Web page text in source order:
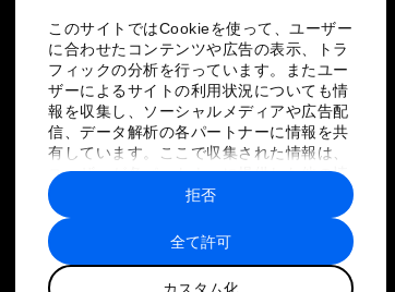
このサイトではCookieを使って、ユーザー
に合わせたコンテンツや広告の表示、トラ
フィックの分析を行っています。またユー
ザーによるサイトの利用状況についても情
報を収集し、ソーシャルメディアや広告配
信、データ解析の各パートナーに情報を共
有しています。ここで収集された情報は、
ユーザーが各パートナーに提供した他の情
報や各パートナーのサービスを使用した際
に収集された情報と組み合わされ、各パー
トナーによって使用されることがありま
す。
全て許可
カスタム化
拒否